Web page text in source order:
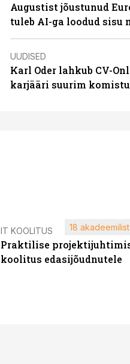
Augustist jõustunud
tuleb AI-ga loodud sisu
UUDISED
Karl Oder lahkub CV-
karjääri suurim
IT KOOLITUS
Praktilise
koolitus edasijõudnutele
18